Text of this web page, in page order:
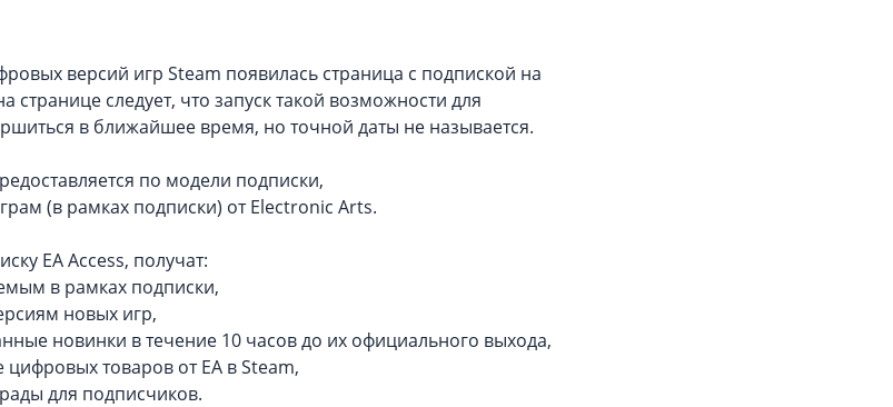
версий игр Steam появилась страница с подпиской на
странице следует, что запуск такой возможности для
в ближайшее время, но точной даты не называется.
по модели подписки,
(в рамках подписки) от Electronic Arts.
EA Access, получат:
в рамках подписки,
новых игр,
новинки в течение 10 часов до их официального выхода,
цифровых товаров от EA в Steam,
для подписчиков.